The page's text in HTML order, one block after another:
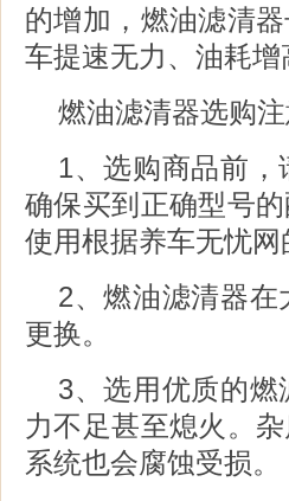
的增加，燃油滤清
车提速无力、油耗
燃油滤清器选购
1、选购商品前
确保买到正确型号
使用根据养车无忧网
2、燃油滤清器
更换。
3、选用优质的
力不足甚至熄火。
系统也会腐蚀受损。